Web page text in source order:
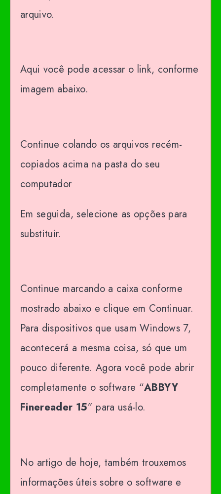
arquivo.
Aqui você pode acessar o link, conforme
imagem abaixo.
Continue colando os arquivos recém-
copiados acima na pasta do seu
computador
Em seguida, selecione as opções para
substituir.
Continue marcando a caixa conforme
mostrado abaixo e clique em Continuar.
Para dispositivos que usam Windows 7,
acontecerá a mesma coisa, só que um
pouco diferente. Agora você pode abrir
completamente o software “ABBYY
Finereader 15” para usá-lo.
No artigo de hoje, também trouxemos
informações úteis sobre o software e